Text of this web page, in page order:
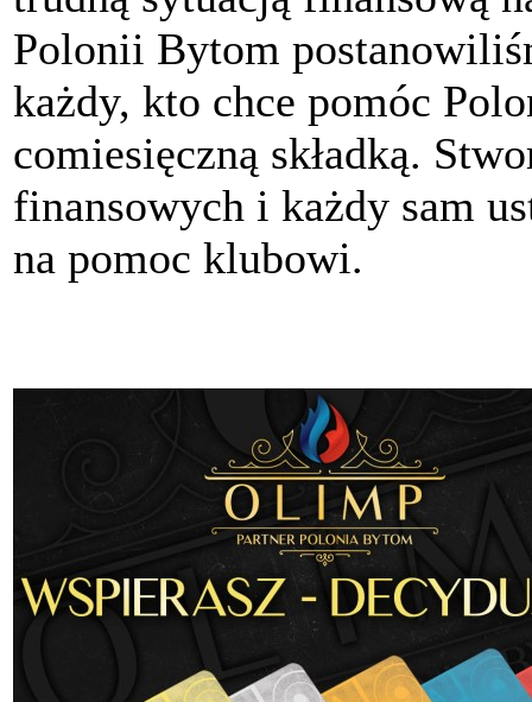
Polonii Bytom
każdy, kto chce pomóc
comiesięczną składką.
finansowych i każdy sam
na pomoc klubowi.